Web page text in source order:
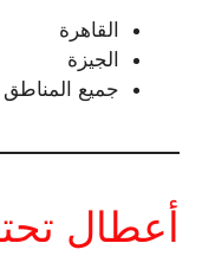
القاهرة
الجيزة
جميع المناطق
أعطال